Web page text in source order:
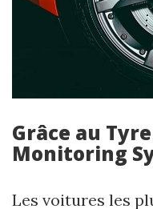
Grâce au
Monitoring
Les voitures les